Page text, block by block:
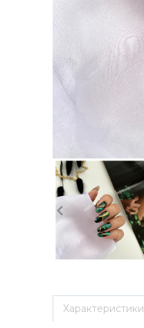
Характеристики